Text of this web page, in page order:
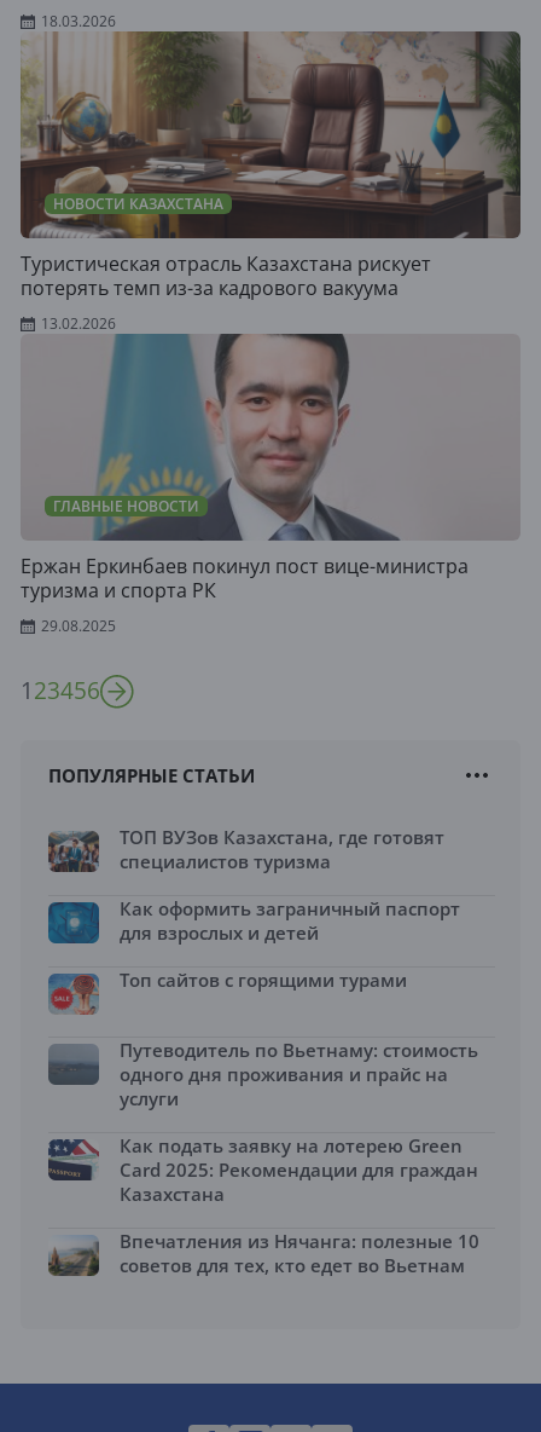
18.03.2026
НОВОСТИ КАЗАХСТАНА
Туристическая отрасль Казахстана рискует
потерять темп из-за кадрового вакуума
13.02.2026
ГЛАВНЫЕ НОВОСТИ
Ержан Еркинбаев покинул пост вице-министра
туризма и спорта РК
29.08.2025
123456
ПОПУЛЯРНЫЕ СТАТЬИ
ТОП ВУЗов Казахстана, где готовят
специалистов туризма
Как оформить заграничный паспорт
для взрослых и детей
Топ сайтов с горящими турами
Путеводитель по Вьетнаму: стоимость
одного дня проживания и прайс на
услуги
Как подать заявку на лотерею Green
Card 2025: Рекомендации для граждан
Казахстана
Впечатления из Нячанга: полезные 10
советов для тех, кто едет во Вьетнам